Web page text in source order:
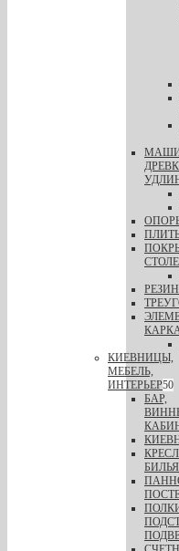
КИЕВНИЦЫ,
МЕБЕЛЬ,
ИНТЕРЬЕР50
БАР,